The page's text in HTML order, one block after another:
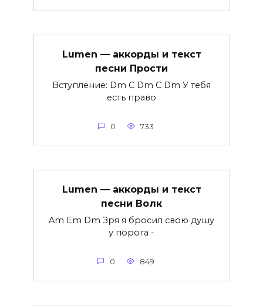
Lumen — аккорды и текст
песни Прости
Вступление: Dm C Dm C Dm У тебя
есть право
0 733
Lumen — аккорды и текст
песни Волк
Am Em Dm Зря я бросил свою душу
у порога -
0 849